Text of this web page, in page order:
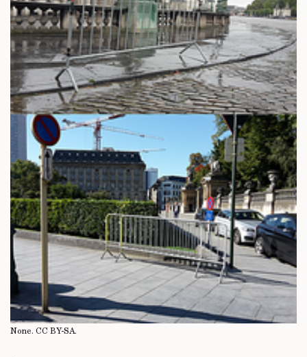
None. CC BY-SA.